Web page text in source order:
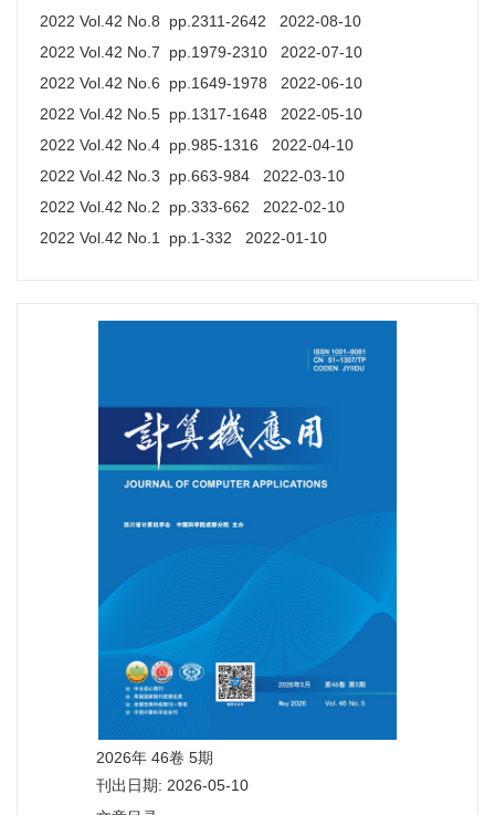
2022 Vol.42 No.8 pp.2311-2642 2022-08-10
2022 Vol.42 No.7 pp.1979-2310 2022-07-10
2022 Vol.42 No.6 pp.1649-1978 2022-06-10
2022 Vol.42 No.5 pp.1317-1648 2022-05-10
2022 Vol.42 No.4 pp.985-1316 2022-04-10
2022 Vol.42 No.3 pp.663-984 2022-03-10
2022 Vol.42 No.2 pp.333-662 2022-02-10
2022 Vol.42 No.1 pp.1-332 2022-01-10
2026年 46卷 5期
刊出日期: 2026-05-10